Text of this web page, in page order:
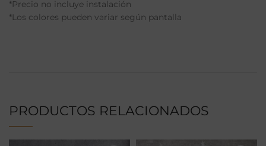
*Precio no incluye instalación
*Los colores pueden variar según pantalla
PRODUCTOS RELACIONADOS